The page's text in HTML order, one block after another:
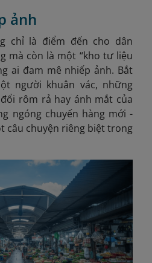
ảnh
chỉ là điểm đến cho dân
mà còn là một “kho tư liệu
ai đam mê nhiếp ảnh. Bắt
người khuân vác, những
rôm rả hay ánh mắt của
ngóng chuyến hàng mới -
câu chuyện riêng biệt trong